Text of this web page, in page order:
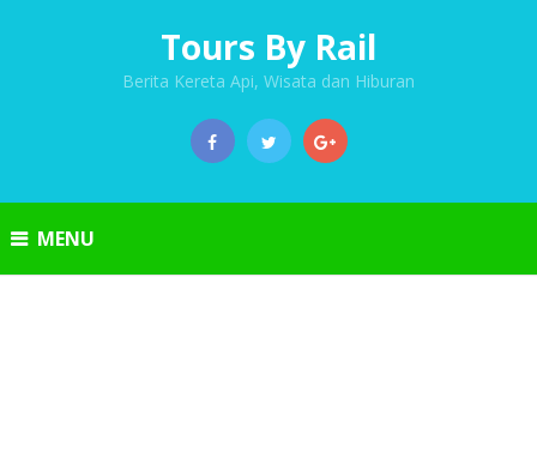
Tours By Rail
Berita Kereta Api, Wisata dan Hiburan
MENU